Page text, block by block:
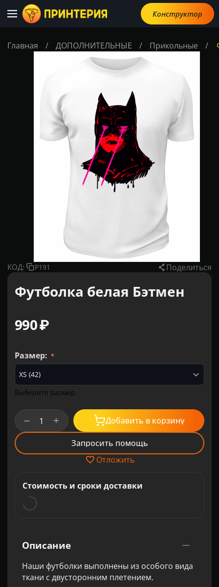
Конструктор
Главная / ДОПОЛНИТЕЛЬНЫЕ / Прикольные /
КОД: P191 Поделиться
Футболка белая Бэтмен
‍990‍₽
Размер:
Выберите размер
+
− Добавить в корзину
Запросить помощь
Отложить
Стоимость и сроки доставки
Описание
Наши футболки выполнены из особого вида
ткани с двусторонним плетением.